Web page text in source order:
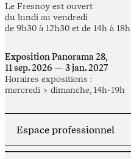
Le Fresnoy est ouvert
du lundi au vendredi
de 9h30 à 12h30 et de 14h à 18h
Exposition Panorama 28,
11 sep. 2026 — 3 jan. 2027
Horaires expositions :
mercredi > dimanche, 14h-19h